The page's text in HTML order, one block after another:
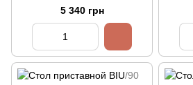
5 340 грн